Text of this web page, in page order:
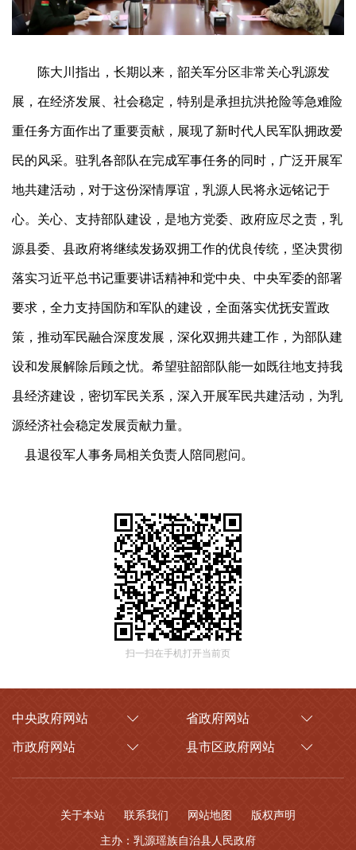
陈大川指出，长期以来，韶关军分区非常关心乳源发
展，在经济发展、社会稳定，特别是承担抗洪抢险等急难险
重任务方面作出了重要贡献，展现了新时代人民军队拥政爱
民的风采。驻乳各部队在完成军事任务的同时，广泛开展军
地共建活动，对于这份深情厚谊，乳源人民将永远铭记于
心。关心、支持部队建设，是地方党委、政府应尽之责，乳
源县委、县政府将继续发扬双拥工作的优良传统，坚决贯彻
落实习近平总书记重要讲话精神和党中央、中央军委的部署
要求，全力支持国防和军队的建设，全面落实优抚安置政
策，推动军民融合深度发展，深化双拥共建工作，为部队建
设和发展解除后顾之忧。希望驻韶部队能一如既往地支持我
县经济建设，密切军民关系，深入开展军民共建活动，为乳
源经济社会稳定发展贡献力量。
县退役军人事务局相关负责人陪同慰问。
扫一扫在手机打开当前页
中央政府网站 省政府网站
市政府网站 县市区政府网站
关于本站 联系我们 网站地图
版权声明
主办：乳源瑶族自治县人民政府